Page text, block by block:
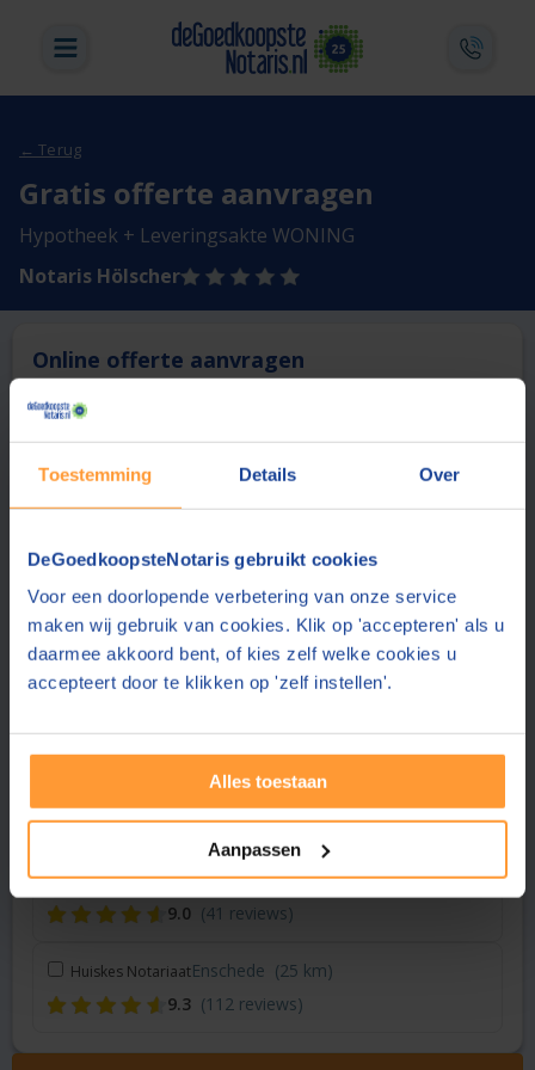
Toestemming Details Over
DeGoedkoopsteNotaris gebruikt cookies
Voor een doorlopende verbetering van onze service
maken wij gebruik van cookies. Klik op 'accepteren' als u
daarmee akkoord bent, of kies zelf welke cookies u
accepteert door te klikken op 'zelf instellen'.
Alles toestaan
Aanpassen
← Terug
Gratis offerte aanvragen
Hypotheek + Leveringsakte WONING
Notaris Hölscher
Online offerte aanvragen
Deze notaris biedt momenteel niet de mogelijkheid online
1 Vergelijk en bespaar
Vraag een offerte aan bij een andere notaris in de buurt
Hof NotarissenGoor (9 km)
9.3
(1136 reviews)
Noaber notarissen Vriezenveen
9.1 (43 reviews)
Vriezenveen (15 km)
9.3 (1136 reviews)
Notariskantoor ScherfkeBorne (16 km)
9.0 (41 reviews)
Huiskes NotariaatEnschede (25 km)
9.3 (112 reviews)